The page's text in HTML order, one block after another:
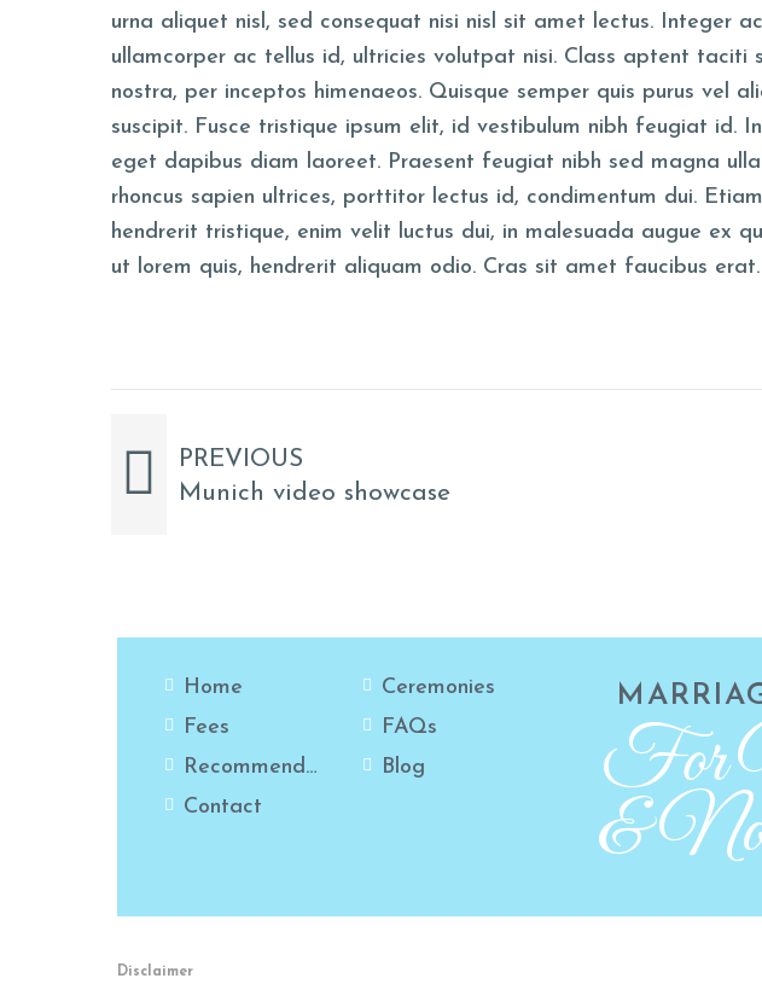
urna aliquet nisl, sed consequat nisi nisl sit amet lectus. Integer
ullamcorper ac tellus id, ultricies volutpat nisi. Class aptent taciti
nostra, per inceptos himenaeos. Quisque semper quis purus vel
suscipit. Fusce tristique ipsum elit, id vestibulum nibh feugiat id.
eget dapibus diam laoreet. Praesent feugiat nibh sed magna
rhoncus sapien ultrices, porttitor lectus id, condimentum dui.
hendrerit tristique, enim velit luctus dui, in malesuada augue ex
ut lorem quis, hendrerit aliquam odio. Cras sit amet faucibus erat.
PREVIOUS
Munich video showcase
Home
Ceremonies
Fees
FAQs
Recommendations
Blog
Contact
For
&
Disclaimer
PRAGUE GALLERY